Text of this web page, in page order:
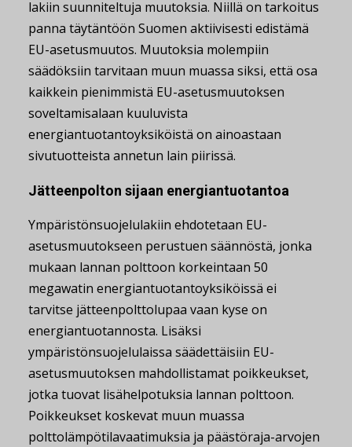
lakiin suunniteltuja muutoksia. Niillä on tarkoitus
panna täytäntöön Suomen aktiivisesti edistämä
EU-asetusmuutos. Muutoksia molempiin
säädöksiin tarvitaan muun muassa siksi, että osa
kaikkein pienimmistä EU-asetusmuutoksen
soveltamisalaan kuuluvista
energiantuotantoyksiköistä on ainoastaan
sivutuotteista annetun lain piirissä.
Jätteenpolton sijaan energiantuotantoa
Ympäristönsuojelulakiin ehdotetaan EU-
asetusmuutokseen perustuen säännöstä, jonka
mukaan lannan polttoon korkeintaan 50
megawatin energiantuotantoyksiköissä ei
tarvitse jätteenpolttolupaa vaan kyse on
energiantuotannosta. Lisäksi
ympäristönsuojelulaissa säädettäisiin EU-
asetusmuutoksen mahdollistamat poikkeukset,
jotka tuovat lisähelpotuksia lannan polttoon.
Poikkeukset koskevat muun muassa
polttolämpötilavaatimuksia ja päästöraja-arvojen